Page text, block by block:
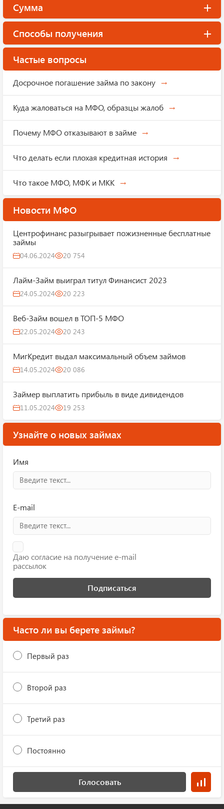
Сумма
Способы получения
Частые вопросы
Досрочное погашение займа по закону
Куда жаловаться на МФО, образцы жалоб
Почему МФО отказывают в займе
Что делать если плохая кредитная история
Что такое МФО, МФК и МКК
Новости МФО
Центрофинанс разыгрывает пожизненные бесплатные
займы
04.06.2024 20 754
Лайм-Займ выиграл титул Финансист 2023
24.05.2024 20 223
Веб-Займ вошел в ТОП-5 МФО
22.05.2024 20 243
МигКредит выдал максимальный объем займов
14.05.2024 20 086
Займер выплатить прибыль в виде дивидендов
11.05.2024 19 253
Узнайте о новых займах
Имя
E-mail
Даю согласие на получение e-mail
рассылок
Подписаться
Часто ли вы берете займы?
Первый раз
Второй раз
Третий раз
Постоянно
Голосовать